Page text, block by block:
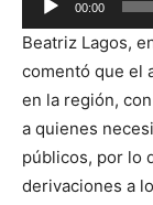
Reproductor
de
audio
00:00
Beatriz Lagos,
comentó que el
en la región,
a quienes
públicos, por lo
derivaciones a